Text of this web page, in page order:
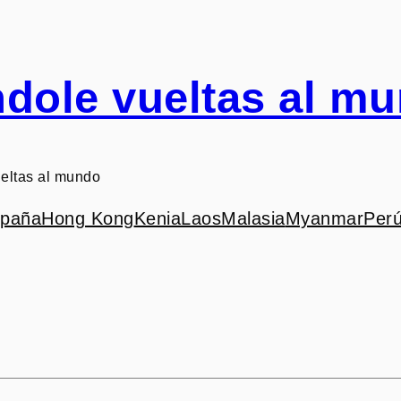
vueltas al
al mundo
Hong KongKeniaLaosMalasiaMyanmar